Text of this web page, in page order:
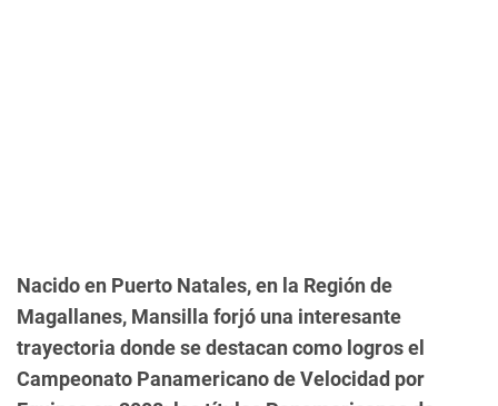
Nacido en Puerto Natales, en la Región de
Magallanes, Mansilla forjó una interesante
trayectoria donde se destacan como logros el
Campeonato Panamericano de Velocidad por